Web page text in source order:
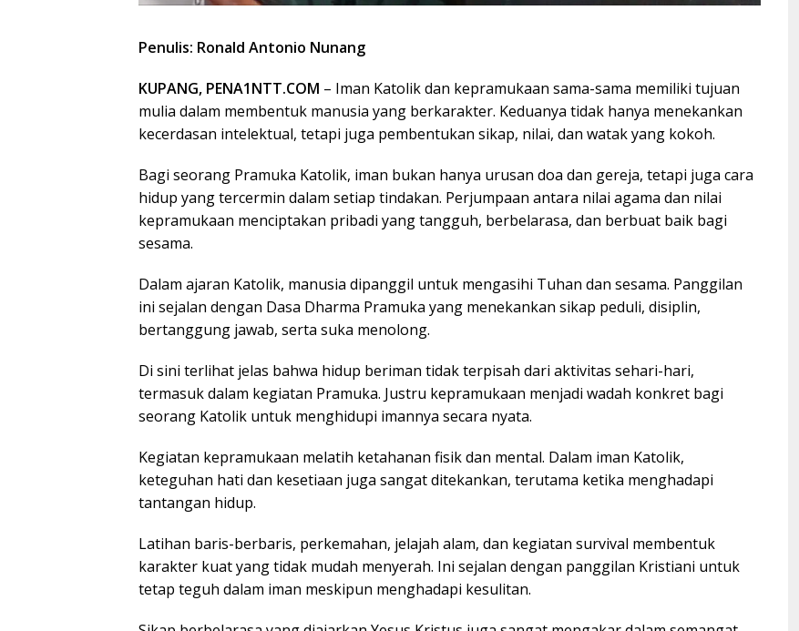
Penulis: Ronald Antonio Nunang
KUPANG, PENA1NTT.COM – Iman Katolik dan kepramukaan sama-sama memiliki tujuan
mulia dalam membentuk manusia yang berkarakter. Keduanya tidak hanya menekankan
kecerdasan intelektual, tetapi juga pembentukan sikap, nilai, dan watak yang kokoh.
Bagi seorang Pramuka Katolik, iman bukan hanya urusan doa dan gereja, tetapi juga cara
hidup yang tercermin dalam setiap tindakan. Perjumpaan antara nilai agama dan nilai
kepramukaan menciptakan pribadi yang tangguh, berbelarasa, dan berbuat baik bagi
sesama.
Dalam ajaran Katolik, manusia dipanggil untuk mengasihi Tuhan dan sesama. Panggilan
ini sejalan dengan Dasa Dharma Pramuka yang menekankan sikap peduli, disiplin,
bertanggung jawab, serta suka menolong.
Di sini terlihat jelas bahwa hidup beriman tidak terpisah dari aktivitas sehari-hari,
termasuk dalam kegiatan Pramuka. Justru kepramukaan menjadi wadah konkret bagi
seorang Katolik untuk menghidupi imannya secara nyata.
Kegiatan kepramukaan melatih ketahanan fisik dan mental. Dalam iman Katolik,
keteguhan hati dan kesetiaan juga sangat ditekankan, terutama ketika menghadapi
tantangan hidup.
Latihan baris-berbaris, perkemahan, jelajah alam, dan kegiatan survival membentuk
karakter kuat yang tidak mudah menyerah. Ini sejalan dengan panggilan Kristiani untuk
tetap teguh dalam iman meskipun menghadapi kesulitan.